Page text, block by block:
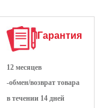
Гарантия
12 месяцев
-обмен/возврат товара
в течении 14 дней